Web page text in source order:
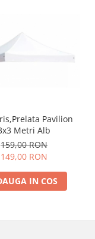
Pavilion
Metri Alb
159,00 RON
149,00 RON
IN COS